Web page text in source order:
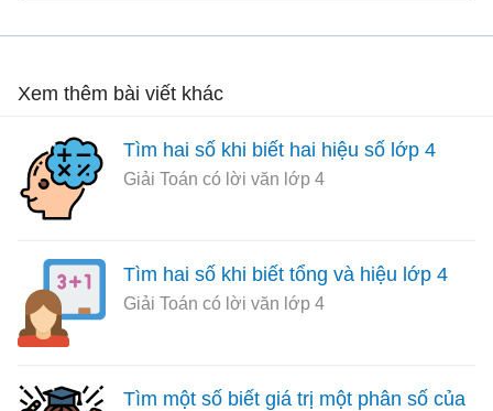
Xem thêm bài viết khác
Tìm hai số khi biết hai hiệu số lớp 4
Giải Toán có lời văn lớp 4
Tìm hai số khi biết tổng và hiệu lớp 4
Giải Toán có lời văn lớp 4
Tìm một số biết giá trị một phân số của